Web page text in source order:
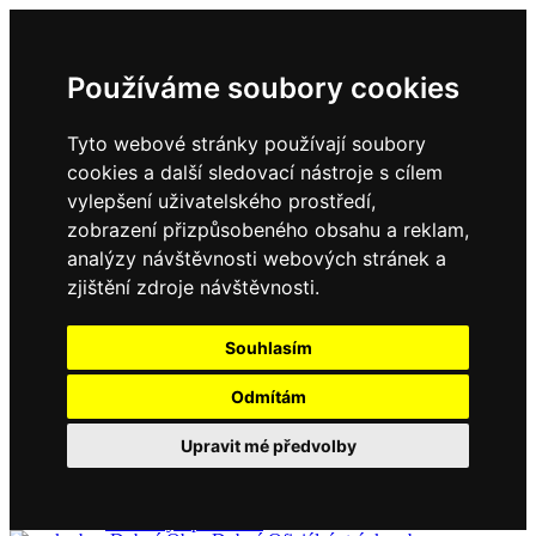
Používáme soubory cookies
Tyto webové stránky používají soubory
cookies a další sledovací nástroje s cílem
vylepšení uživatelského prostředí,
zobrazení přizpůsobeného obsahu a reklam,
analýzy návštěvnosti webových stránek a
zjištění zdroje návštěvnosti.
Souhlasím
Odmítám
Upravit mé předvolby
Domů
Kontakty
Úřední deska
Vyhlášky
Složení zastupitelstva